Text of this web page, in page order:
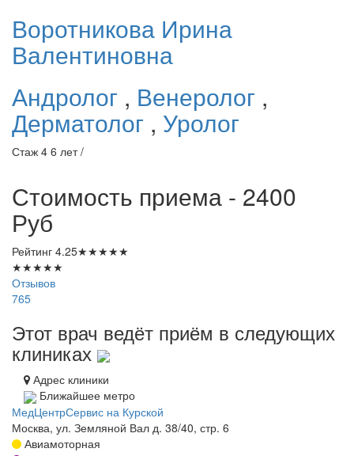
Воротникова Ирина
Валентиновна
Андролог , Венеролог ,
Дерматолог , Уролог
Стаж 4 6 лет /
Стоимость приема - 2400
Руб
Рейтинг 4.25★★★★★
★★★★★
Отзывов
765
Этот врач ведёт приём в следующих
клиниках
Адрес клиники
Ближайшее метро
МедЦентрСервис на Курской
Москва, ул. Земляной Вал д. 38/40, стр. 6
Авиамоторная